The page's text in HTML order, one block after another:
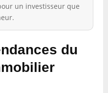
un investisseur que
du